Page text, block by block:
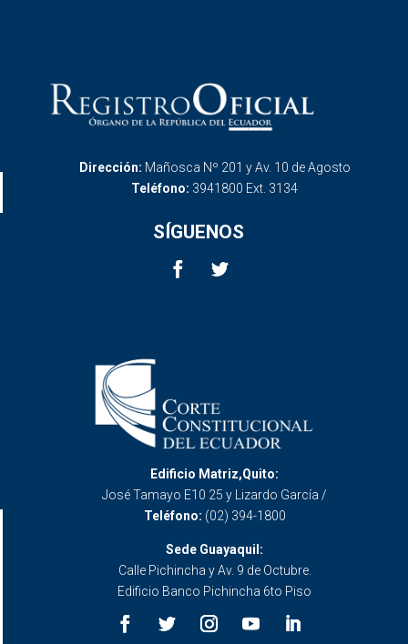
Dirección: Mañosca Nº 201 y Av. 10 de Agosto
Teléfono: 3941800 Ext. 3134
SÍGUENOS
Edificio Matriz,Quito:
José Tamayo E10 25 y Lizardo García /
Teléfono: (02) 394-1800
Sede Guayaquil:
Calle Pichincha y Av. 9 de Octubre.
Edificio Banco Pichincha 6to Piso